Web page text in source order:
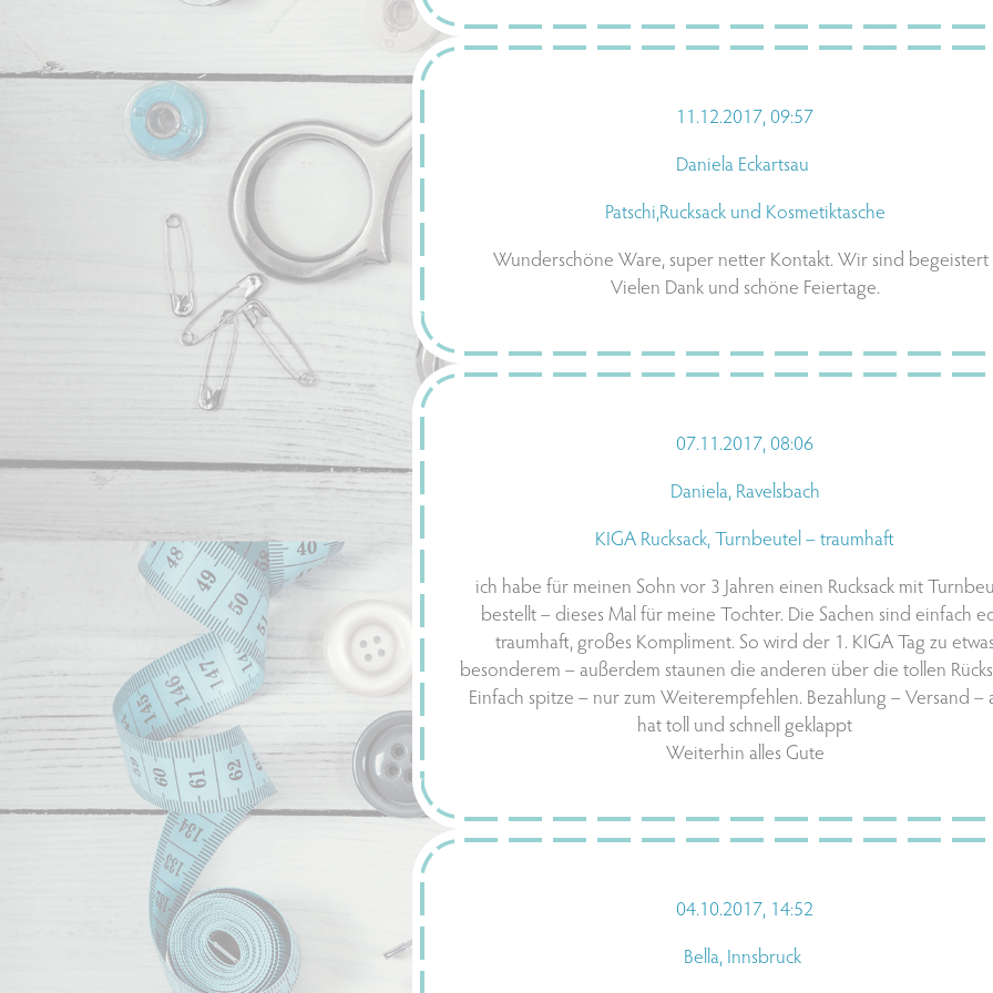
1 1.12.2017, 09:57
Daniela Eckartsau
Patschi,Rucksack und Kosmetiktasche
Wunderschöne Ware, super netter Kontakt. Wir sind begeistert
Vielen Dank und schöne Feiertage.
07.11.2017, 08:06
Daniela, Ravelsbach
KIGA Rucksack, Turnbeutel – traumhaft
ich habe für meinen Sohn vor 3 Jahren einen Rucksack mit
bestellt – dieses Mal für meine Tochter. Die Sachen sind einfach
traumhaft, großes Kompliment. So wird der 1. KIGA Tag zu
besonderem – außerdem staunen die anderen über die tollen
Einfach spitze – nur zum Weiterempfehlen. Bezahlung – Versand –
hat toll und schnell geklappt
Weiterhin alles Gute
04.10.2017, 14:52
Bella, Innsbruck